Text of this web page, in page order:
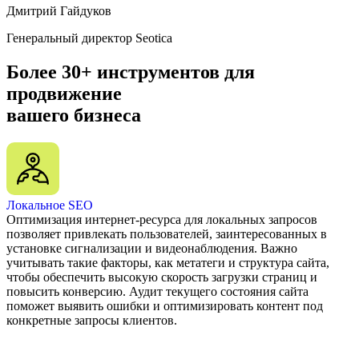
Новокузнецк
Армавир
Калуга
Владикавказ
Астрахань
Чита
Магнитогорск
Благовещенск
Нижний Тагил
Курск
Таганрог
Нефтекамск
Архангельск
Майкоп
Нефтеюганск
Нальчик
Раменское
Норильск
Бийск
Реутов
Ангарск
Дмитрий Гайдуков
Генеральный директор Seotica
Более 30+ инструментов для
продвижение
вашего бизнеса
Локальное SEO
Оптимизация интернет-ресурса для локальных запросов
позволяет привлекать пользователей, заинтересованных в
установке сигнализации и видеонаблюдения. Важно
учитывать такие факторы, как метатеги и структура сайта,
чтобы обеспечить высокую скорость загрузки страниц и
повысить конверсию. Аудит текущего состояния сайта
поможет выявить ошибки и оптимизировать контент под
конкретные запросы клиентов.